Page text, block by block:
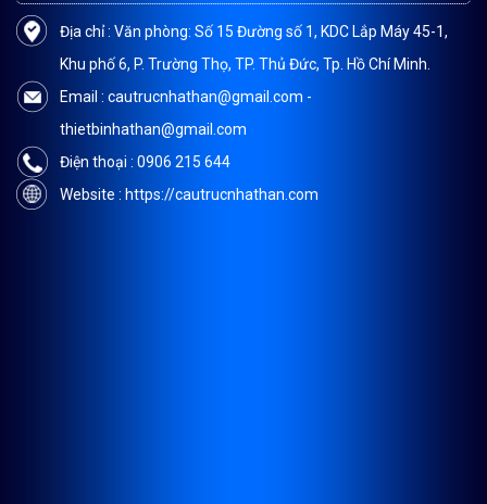
Địa chỉ : Văn phòng: Số 15 Đường số 1, KDC Lắp Máy 45-1,
Khu phố 6, P. Trường Thọ, TP. Thủ Đức, Tp. Hồ Chí Minh.
Email : cautrucnhathan@gmail.com -
thietbinhathan@gmail.com
Điện thoại : 0906 215 644
Website : https://cautrucnhathan.com